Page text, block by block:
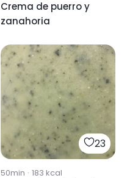
Crema de puerro y
zanahoria
23
50min · 183 kcal